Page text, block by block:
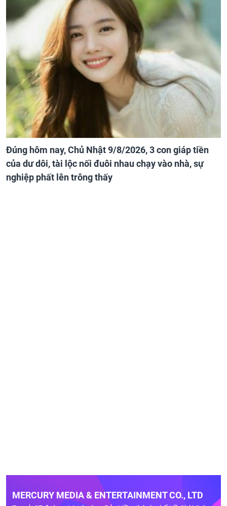
Đúng hôm nay, Chủ Nhật 9/8/2026, 3 con giáp tiền
của dư dôi, tài lộc nối đuôi nhau chạy vào nhà, sự
nghiệp phất lên trông thấy
MERCURY MEDIA & ENTERTAINMENT CO., LTD